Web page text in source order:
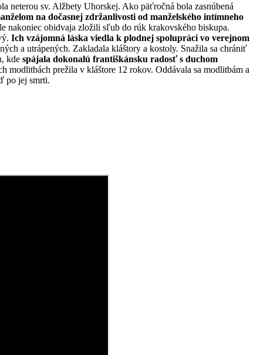
neterou sv. Alžbety Uhorskej. Ako päťročná bola zasnúbená
na dočasnej zdržanlivosti od manželského intímneho
nakoniec obidvaja zložili sľub do rúk krakovského biskupa.
Ich vzájomná láska viedla k plodnej spolupráci vo verejnom
a utrápených. Zakladala kláštory a kostoly. Snažila sa chrániť
kde spájala dokonalú františkánsku radosť s duchom
modlitbách prežila v kláštore 12 rokov. Oddávala sa modlitbám a
po jej smrti.